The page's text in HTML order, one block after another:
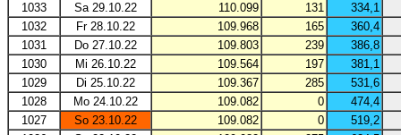
1033
Sa 29.10.22 110.099 131
334,1
1032
Fr 28.10.22 109.968 165
360,4
1031
Do 27.10.22 109.803 239
386,8
1030
Mi 26.10.22 109.564 197
381,1
1029
Di 25.10.22 109.367 285
531,6
1028
Mo 24.10.22 109.082 0
474,4
1027
So 23.10.22 109.082 0
519,2